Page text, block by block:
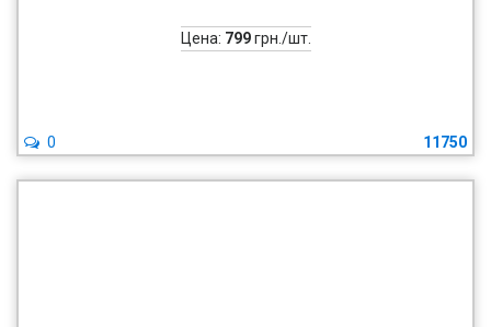
Цена: 799грн./шт.
11750
0